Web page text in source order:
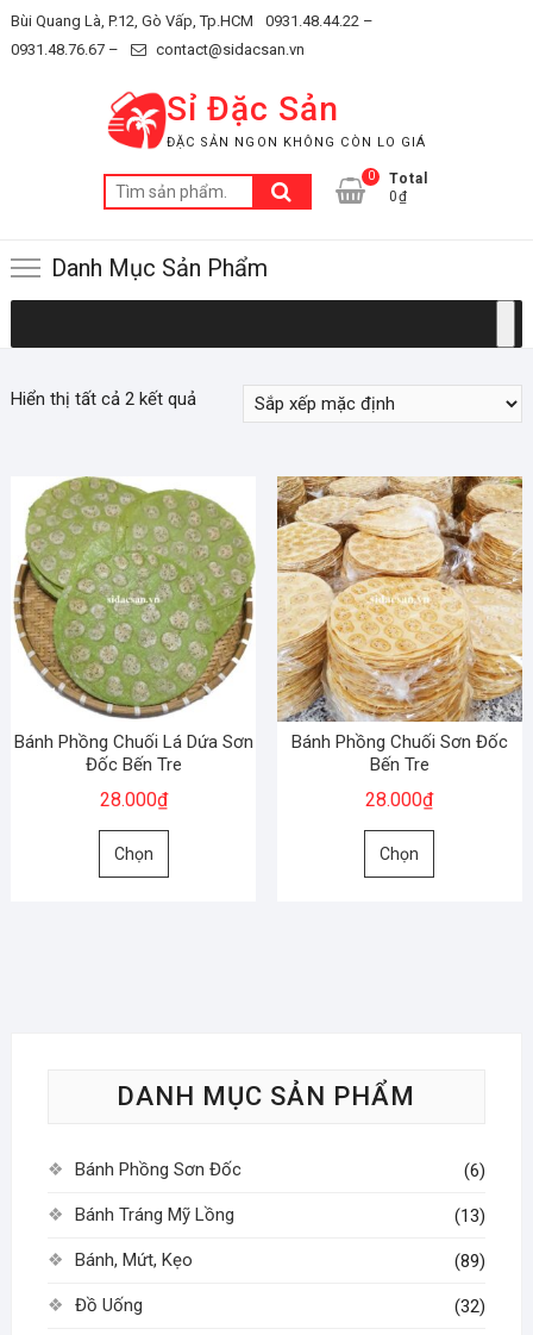
Skip
to
Bùi Quang Là, P.12, Gò Vấp, Tp.HCM
0931.48.44.22 –
0931.48.76.67 –
contact@sidacsan.vn
Sỉ Đặc Sản
ĐẶC SẢN NGON KHÔNG CÒN LO GIÁ
Tìm
kiếm:
0
Total
0₫
Danh Mục Sản Phẩm
Hiển thị tất cả 2 kết quả
Bánh Phồng Chuối Lá Dứa Sơn
Đốc Bến Tre
28.000₫
Chọn
Sản
chọn
được
chọn
trang
Bánh Phồng Chuối Sơn Đốc
Bến Tre
28.000₫
Chọn
Sản
được
chọn
trang
sản
phẩm
DANH MỤC SẢN PHẨM
Bánh Phồng Sơn Đốc (6)
Bánh Tráng Mỹ Lồng (13)
Bánh, Mứt, Kẹo (89)
Đồ Uống (32)